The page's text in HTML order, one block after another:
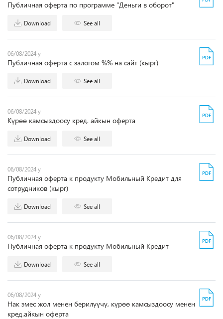
Публичная оферта по программе "Деньги в оборот"
Download See all
06/08/2024 y
Публичная оферта с залогом %% на сайт (кырг)
Download See all
06/08/2024 y
Күрөө камсыздоосу кред. айкын оферта
Download See all
06/08/2024 y
Публичная оферта к продукту Мобильный Кредит для
сотрудников (кырг)
Download See all
06/08/2024 y
Публичная оферта к продукту Мобильный Кредит
Download See all
06/08/2024 y
Нак эмес жол менен берилүүчү, күрөө камсыздоосу менен
кред.айкын оферта